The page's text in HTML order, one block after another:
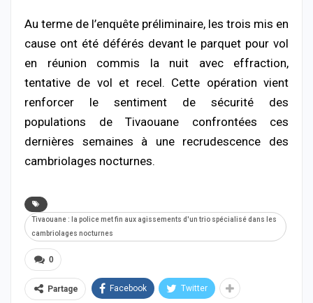
Au terme de l’enquête préliminaire, les trois mis en
cause ont été déférés devant le parquet pour vol
en réunion commis la nuit avec effraction,
tentative de vol et recel. Cette opération vient
renforcer le sentiment de sécurité des
populations de Tivaouane confrontées ces
dernières semaines à une recrudescence des
cambriolages nocturnes.
Tivaouane : la police met fin aux agissements d'un trio spécialisé dans les
cambriolages nocturnes
0
Partage Facebook Twitter